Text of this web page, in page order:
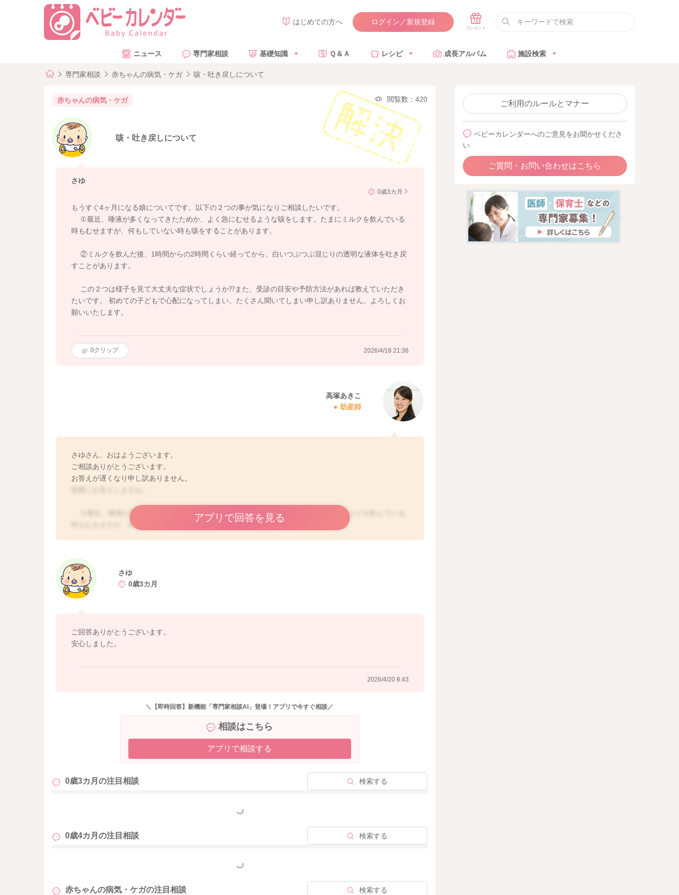
はじめての方へ ログイン／新規登録
ニュース 専門家相談 基礎知識 Ｑ＆Ａ レシピ 成長アルバム 施設検索
専門家相談 赤ちゃんの病気・ケガ 咳・吐き戻しについて
赤ちゃんの病気・ケガ 閲覧数：420
咳・吐き戻しについて
さゆ
0歳3カ月
もうすぐ4ヶ月になる娘についてです。以下の２つの事が気になりご相談したいです。
①最近、唾液が多くなってきたためか、よく急にむせるような咳をします。たまにミルクを飲んでいる
時もむせますが、何もしていない時も咳をすることがあります。
②ミルクを飲んだ後、1時間からの2時間くらい経ってから、白いつぶつぶ混じりの透明な液体を吐き戻
すことがあります。
この２つは様子を見て大丈夫な症状でしょうか⁇また、受診の目安や予防方法があれば教えていただき
たいです。 初めての子どもで心配になってしまい、たくさん聞いてしまい申し訳ありません。よろしくお
願いいたします。
0クリップ 2026/4/18 21:36
高塚あきこ
助産師
さゆさん、おはようございます。
ご相談ありがとうございます。
お答えが遅くなり申し訳ありません。
①最近、唾液が多くなってきたためか、よく急にむせるような咳をします。たまにミルクを飲んでいる
時もむせますが、何もしていない時も咳をすることがあります。
また、吐き戻しもしやすい時期なので、胃から上がってきたおっぱいやミルクが戻ってきたりすると、む
せたりすることもあります。お子さんの他のご様子が特にお変わりないのであれば、ご様子を見ていただ
いていいかと思いますよ。
もし気になる場合には、タオルなどで少し頭の方を高くしていただくと気にならなくなるかともあります
②ミルクを飲んだ後、1時間からの2時間くらい経ってから、白いつぶつぶ混じりの透明な液体を吐き戻
すことがあります。
いるわけではないことも多く、例えば、身体の向きを変えたり、胃の中の空気が何らかのタイミングで動
ったり、排便などで一時的に腹圧がかかったりするだけでも、吐き戻しをしたり、時間が経過してから吐
時間が経ってから吐くと、胃液と混ざるので、ヨーグルトのようなドロっとした性状になることもありま
すし、透明な胃液や唾液の中に、白い塊のようなものを吐き戻すこともありますよ。
ですが、それはミルクが胃液と混ざったものですので、ご様子を見ていただいて問題ないと思いますよ。
アプリで回答を見る
さゆ
0歳3カ月
ご回答ありがとうございます。
安心しました。
2026/4/20 8:43
＼【即時回答】新機能「専門家相談AI」登場！アプリで今すぐ相談／
相談はこちら
アプリで相談する
0歳3カ月の注目相談 検索する
もっと見る
0歳4カ月の注目相談 検索する
もっと見る
赤ちゃんの病気・ケガの注目相談 検索する
ご利用のルールとマナー
ベビーカレンダーへのご意見をお聞かせくださ
い
ご質問・お問い合わせはこちら